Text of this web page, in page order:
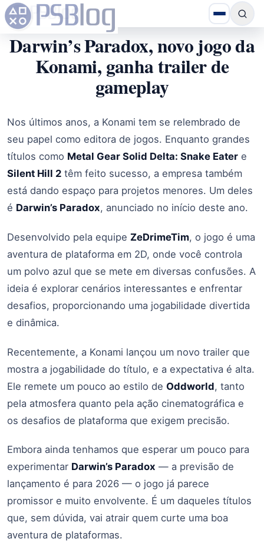
Darwin’s Paradox, novo jogo da
Konami, ganha trailer de
gameplay
Nos últimos anos, a Konami tem se relembrado de
seu papel como editora de jogos. Enquanto grandes
títulos como Metal Gear Solid Delta: Snake Eater e
Silent Hill 2 têm feito sucesso, a empresa também
está dando espaço para projetos menores. Um deles
é Darwin’s Paradox, anunciado no início deste ano.
Desenvolvido pela equipe ZeDrimeTim, o jogo é uma
aventura de plataforma em 2D, onde você controla
um polvo azul que se mete em diversas confusões. A
ideia é explorar cenários interessantes e enfrentar
desafios, proporcionando uma jogabilidade divertida
e dinâmica.
Recentemente, a Konami lançou um novo trailer que
mostra a jogabilidade do título, e a expectativa é alta.
Ele remete um pouco ao estilo de Oddworld, tanto
pela atmosfera quanto pela ação cinematográfica e
os desafios de plataforma que exigem precisão.
Embora ainda tenhamos que esperar um pouco para
experimentar Darwin’s Paradox — a previsão de
lançamento é para 2026 — o jogo já parece
promissor e muito envolvente. É um daqueles títulos
que, sem dúvida, vai atrair quem curte uma boa
aventura de plataformas.